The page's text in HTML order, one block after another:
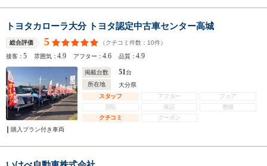
トヨタカローラ大分 トヨタ認定中古車センター高城
総合評価 5 （クチコミ件数： 10件）
接客：5 雰囲気：4.9 アフター：4.6 品質：4.9
掲載台数 51台
所在地
大分県
スタッフ
アフター
フェア
買取
保証
整備
クチコミ
クーポン
購入プラン付き車両